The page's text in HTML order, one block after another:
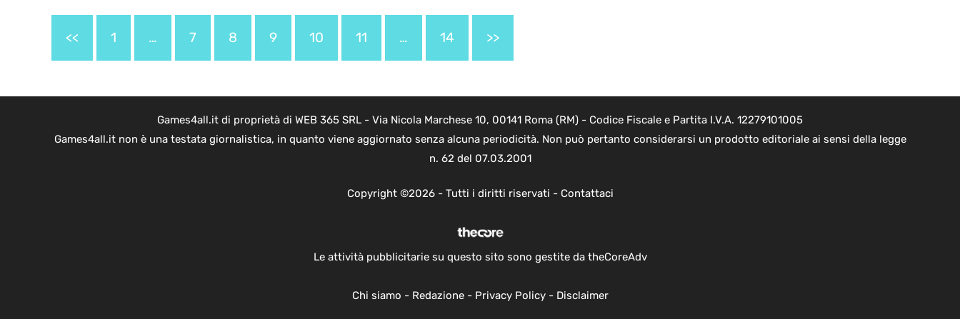
<< 1 … 7 8 9 10 11 … 14 >>
Games4all.it di proprietà di WEB 365 SRL - Via Nicola Marchese 10, 00141 Roma (RM) - Codice Fiscale e Partita I.V.A. 12279101005
Games4all.it non è una testata giornalistica, in quanto viene aggiornato senza alcuna periodicità. Non può pertanto considerarsi un prodotto editoriale ai sensi della legge
n. 62 del 07.03.2001
Copyright ©2026 - Tutti i diritti riservati - Contattaci
Le attività pubblicitarie su questo sito sono gestite da theCoreAdv
Chi siamo - Redazione- Privacy Policy- Disclaimer